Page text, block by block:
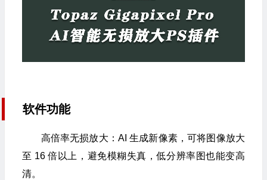
软件功能
高倍率无损放大：AI 生成新像素，可将图像放大
至 16 倍以上，避免模糊失真，低分辨率图也能变高
清。​